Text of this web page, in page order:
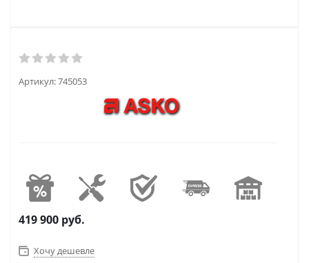
Артикул:745053
419 900 руб.
Хочу дешевле